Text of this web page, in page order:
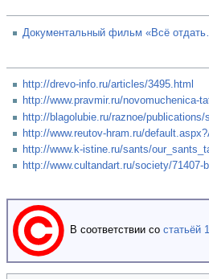
Документальный фильм «Всё
http://drevo-info.ru/articles/3495.html
http://www.pravmir.ru/novomuchenica-
http://blagolubie.ru/raznoe/
http://www.reutov-hram.ru/
http://www.k-istine.ru/sants/
http://www.cultandart.ru/society/71407-
В соответствии со статьёй